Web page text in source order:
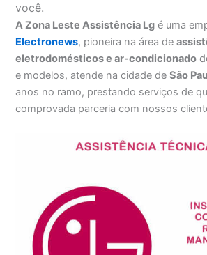
você.
A Zona Leste Assistência Lg é uma
Electronews, pioneira na área de
eletrodomésticos e ar-condicionado
e modelos, atende na cidade deSão
anos no ramo, prestando serviços de
comprovada parceria com nossos